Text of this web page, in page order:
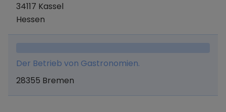
34117 Kassel
Hessen
Der Betrieb von Gastronomien.
28355 Bremen